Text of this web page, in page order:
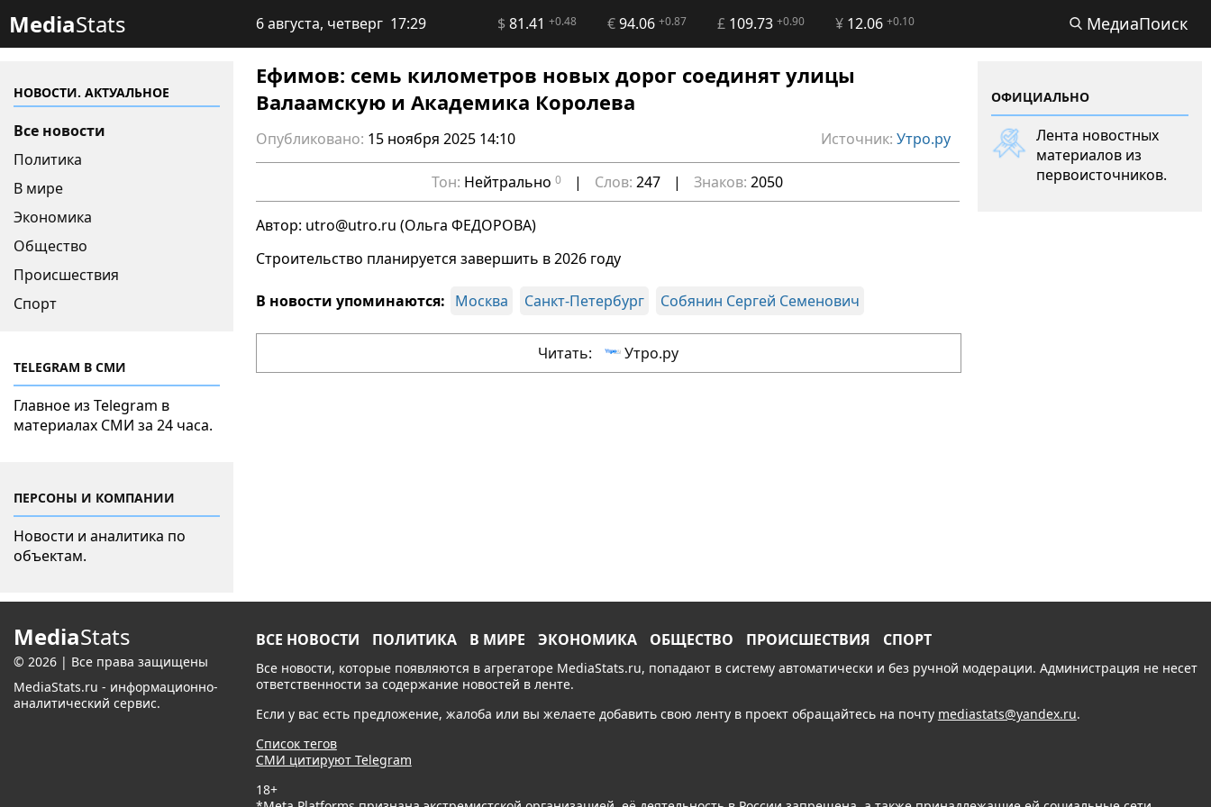
MediaStats 6 августа, четверг 17:29 $81.41 +0.48 €94.06 +0.87 £109.73 +0.90 ¥12.06 +0.10 МедиаПоиск
НОВОСТИ. АКТУАЛЬНОЕ
Все новости
Политика
В мире
Экономика
Общество
Происшествия
Спорт
TELEGRAM В СМИ
Главное из Telegram в
материалах СМИ за 24 часа.
ПЕРСОНЫ И КОМПАНИИ
Новости и аналитика по
объектам.
Ефимов: семь километров новых дорог соединят улицы
Валаамскую и Академика Королева
Опубликовано: 15 ноября 2025 14:10 Источник: Утро.ру
Тон: Нейтрально0 | Слов: 247 | Знаков: 2050
Автор: utro@utro.ru (Ольга ФЕДОРОВА)
Строительство планируется завершить в 2026 году
В новости упоминаются: Москва Санкт-Петербург Собянин Сергей Семенович
Читать: Утро.ру
ОФИЦИАЛЬНО
Лента новостных
материалов из
первоисточников.
MediaStats
© 2026 | Все права защищены
MediaStats.ru - информационно-
аналитический сервис.
ВСЕ НОВОСТИ ПОЛИТИКА В МИРЕ ЭКОНОМИКА ОБЩЕСТВО ПРОИСШЕСТВИЯ СПОРТ
Все новости, которые появляются в агрегаторе MediaStats.ru, попадают в систему автоматически и без ручной модерации. Администрация не несет
ответственности за содержание новостей в ленте.
Если у вас есть предложение, жалоба или вы желаете добавить свою ленту в проект обращайтесь на почту mediastats@yandex.ru.
Список тегов
СМИ цитируют Telegram
18+